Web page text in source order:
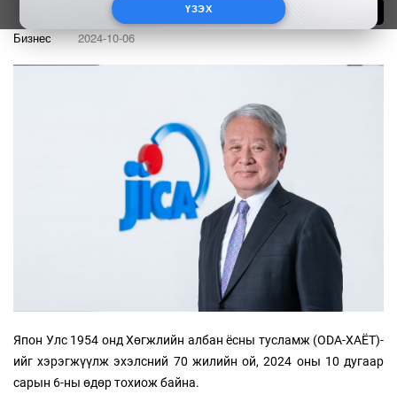
ҮЗЭХ
Бизнес 2024-10-06
Япон Улс 1954 онд Хөгжлийн албан ёсны тусламж (ODA-ХАЁТ)-
ийг хэрэгжүүлж эхэлсний 70 жилийн ой, 2024 оны 10 дугаар
сарын 6-ны өдөр тохиож байна.